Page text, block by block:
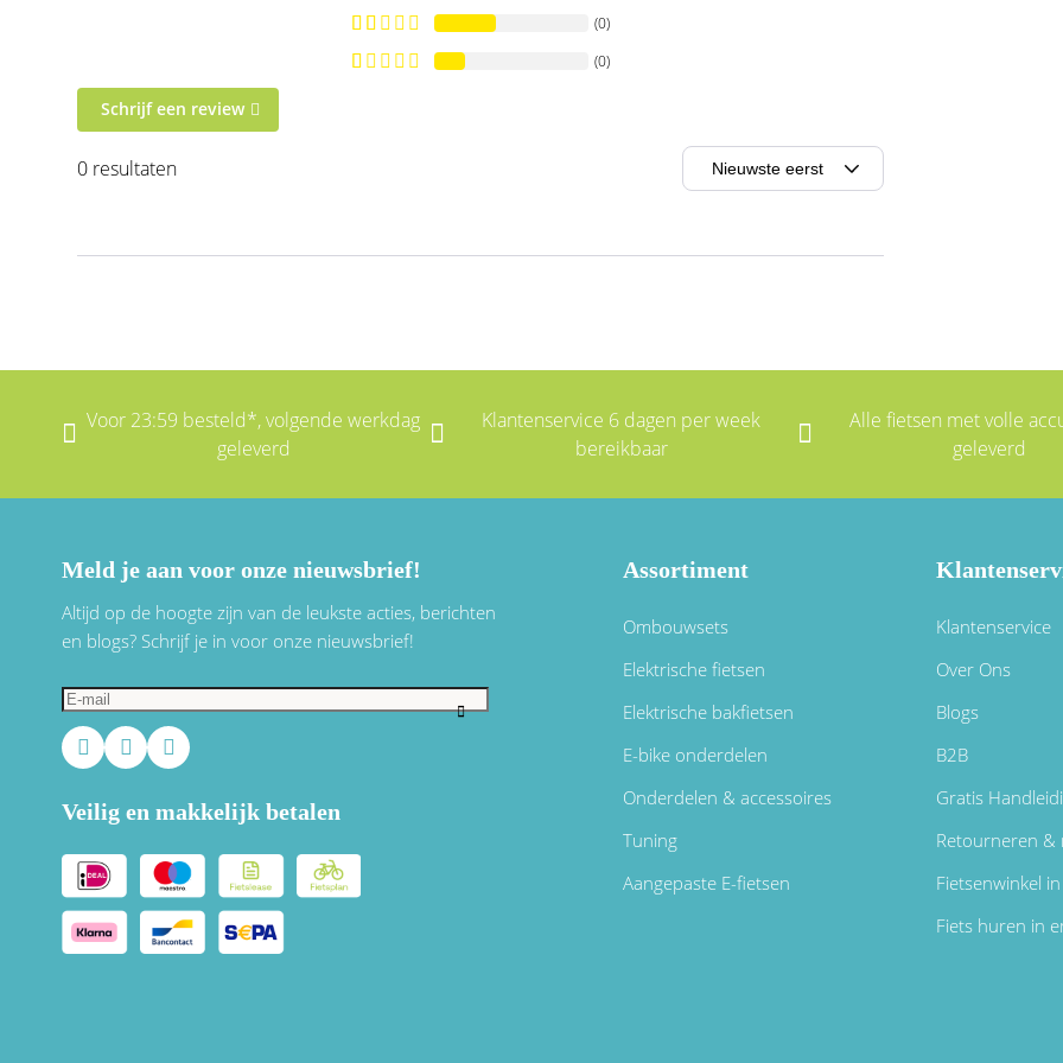
(0)
(0)
Schrijf een review
0 resultaten
Voor 23:59 besteld*, volgende werkdag
geleverd
Klantenservice 6 dagen per week
bereikbaar
Alle fietsen met volle
geleverd
Meld je aan voor onze nieuwsbrief!
Altijd op de hoogte zijn van de leukste acties, berichten
en blogs? Schrijf je in voor onze nieuwsbrief!
Veilig en makkelijk betalen
Assortiment
Ombouwsets
Elektrische fietsen
Elektrische bakfietsen
E-bike onderdelen
Onderdelen & accessoires
Tuning
Aangepaste E-fietsen
Klantenservice
Over Ons
Blogs
B2B
Gratis
Retourneren &
Fietsenwinkel
Fiets huren in